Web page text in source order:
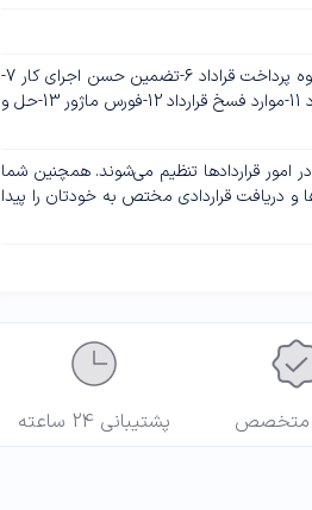
1- مشخصات طرفین 2-موضوع قرارداد3-مدت قرارداد 4-مبلغ قرارداد 5-نحوه پرداخت قراداد 6-تضمین حسن اجرای کار 7-
تعهدات کارفرما 8-تعهدات پیمانکار 9-جریمه تأخیر 10- دوره تضمین قرارداد 11-موارد فسخ قرارداد 12-فورس ماژور 13-حل و
قراردادها تنظیم می‌شوند. همچنین شما
و دریافت قراردادی مختص به خودتان را پیدا
متخصص پشتیبانی 24 ساعته